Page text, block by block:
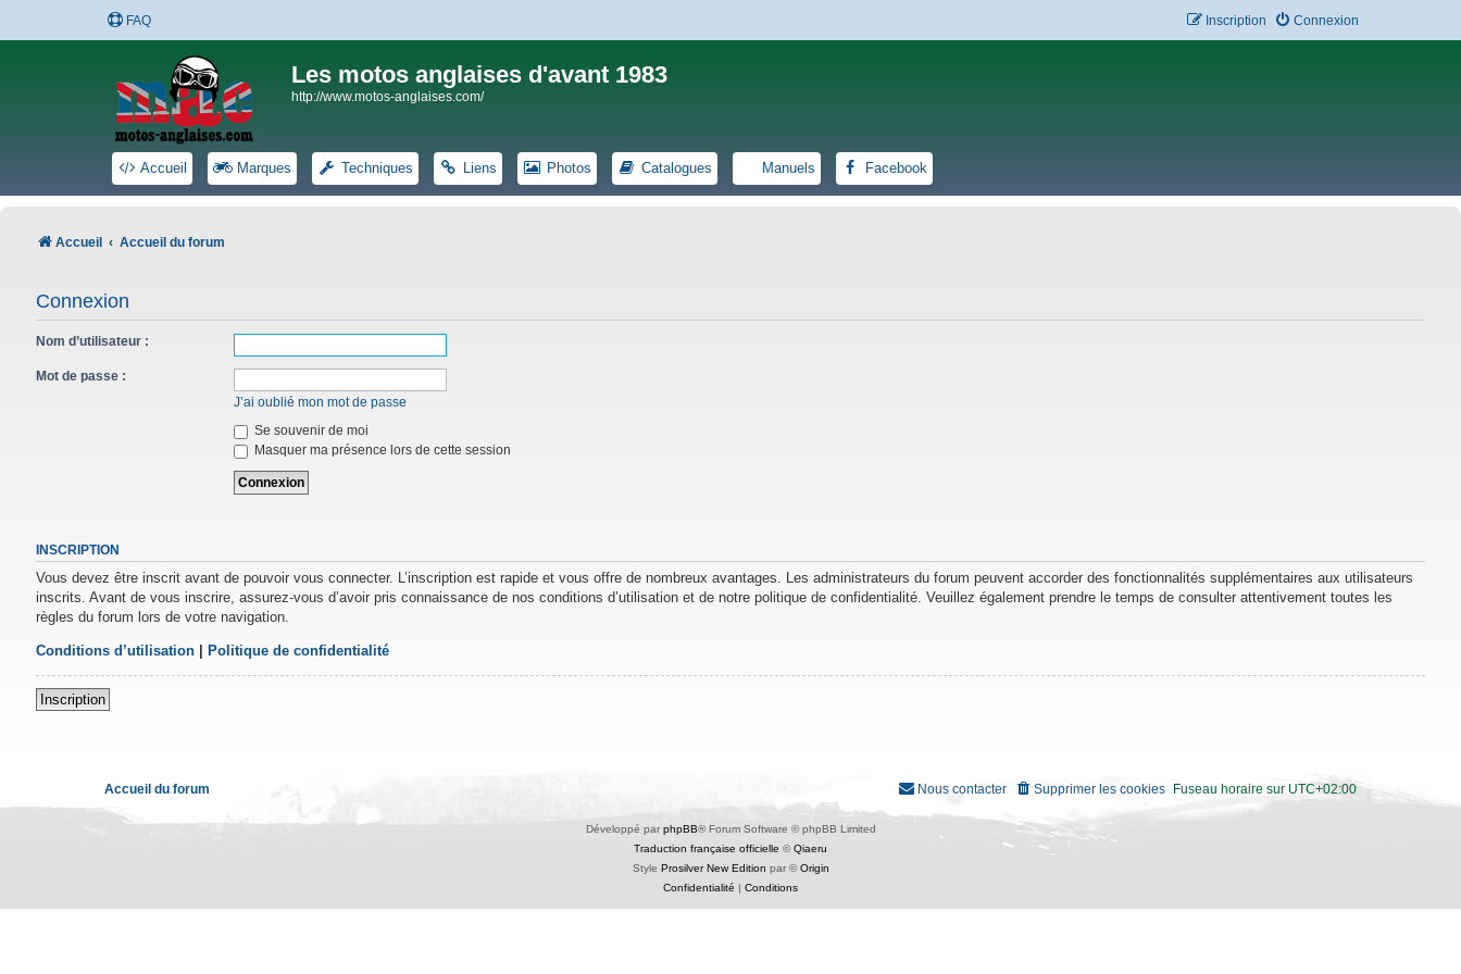
FAQ Connexion
Inscription
Les motos anglaises d'avant 1983
http://www.motos-anglaises.com/
Accueil Marques Techniques Liens Photos Catalogues Manuels Facebook
Accueil Accueil du forum
Connexion
Nom d’utilisateur :
Mot de passe :
J’ai oublié mon mot de passe
Se souvenir de moi
Masquer ma présence lors de cette session
INSCRIPTION
Vous devez être inscrit avant de pouvoir vous connecter. L’inscription est rapide et vous offre de nombreux avantages. Les administrateurs du forum peuvent accorder des fonctionnalités supplémentaires aux utilisateurs
inscrits. Avant de vous inscrire, assurez-vous d’avoir pris connaissance de nos conditions d’utilisation et de notre politique de confidentialité. Veuillez également prendre le temps de consulter attentivement toutes les
règles du forum lors de votre navigation.
Conditions d’utilisation Politique de confidentialité
Inscription
Accueil du forum Fuseau horaire sur UTC+02:00
Supprimer les cookies
Nous contacter
Développé par phpBB® Forum Software © phpBB Limited
Traduction française officielle ©Qiaeru
Style Prosilver New Edition par ©Origin
Confidentialité
Conditions